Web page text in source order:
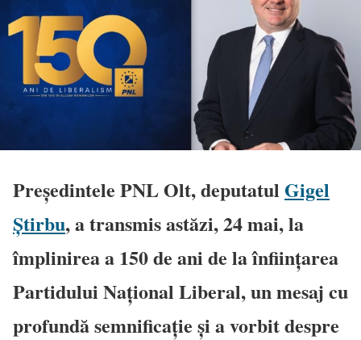
Președintele PNL Olt, deputatul Gigel
Știrbu, a transmis astăzi, 24 mai, la
împlinirea a 150 de ani de la înființarea
Partidului Național Liberal, un mesaj cu
profundă semnificație și a vorbit despre